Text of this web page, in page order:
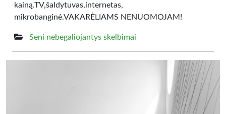
kainą.TV,šaldytuvas,internetas,
mikrobanginė.VAKARĖLIAMS NENUOMOJAM!
Seni nebegaliojantys skelbimai